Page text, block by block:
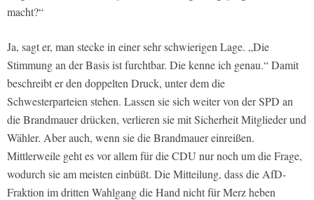
macht?“
Ja, sagt er, man stecke in einer sehr schwierigen Lage. „Die
Stimmung an der Basis ist furchtbar. Die kenne ich genau.“ Damit
beschreibt er den doppelten Druck, unter dem die
Schwesterparteien stehen. Lassen sie sich weiter von der SPD an
die Brandmauer drücken, verlieren sie mit Sicherheit Mitglieder und
Wähler. Aber auch, wenn sie die Brandmauer einreißen.
Mittlerweile geht es vor allem für die CDU nur noch um die Frage,
wodurch sie am meisten einbüßt. Die Mitteilung, dass die AfD-
Fraktion im dritten Wahlgang die Hand nicht für Merz heben